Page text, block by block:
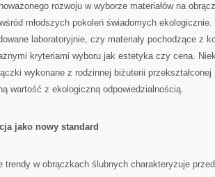
rozwoju w wyborze materiałów na
młodszych pokoleń świadomych
laboratoryjnie, czy materiały pochodzące z
kryteriami wyboru jak estetyka czy cena.
wykonane z rodzinnej biżuterii
wartość z ekologiczną odpowiedzialnością.
jako nowy standard
trendy w obrączkach ślubnych charakteryzuje